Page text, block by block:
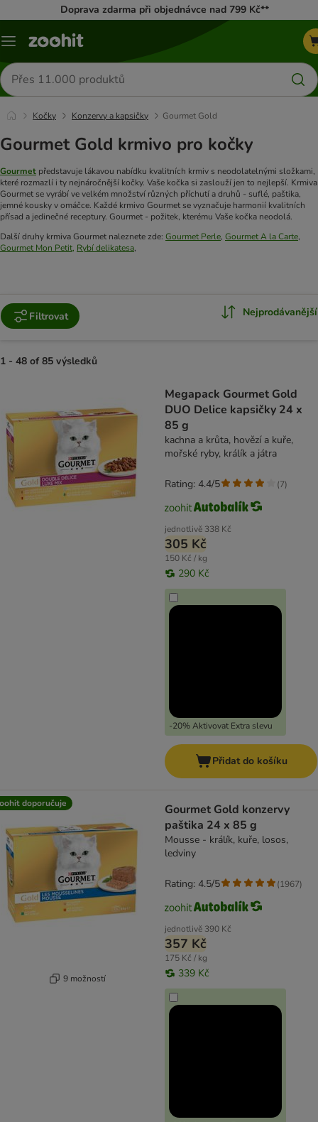
Doprava zdarma při objednávce nad 799 Kč**
Menu
Hledat
produkty
Kočky Konzervy a kapsičky Gourmet Gold
Gourmet Gold krmivo pro kočky
Gourmet představuje lákavou nabídku kvalitních krmiv s neodolatelnými složkami,
které rozmazlí i ty nejnáročnější kočky. Vaše kočka si zaslouží jen to nejlepší. Krmiva
Gourmet se vyrábí ve velkém množství různých příchutí a druhů - suflé, paštika,
jemné kousky v omáčce. Každé krmivo Gourmet se vyznačuje harmonií kvalitních
přísad a jedinečné receptury. Gourmet - požitek, kterému Vaše kočka neodolá.
Další druhy krmiva Gourmet naleznete zde: Gourmet Perle, Gourmet A la Carte,
Gourmet Mon Petit, Rybí delikatesa,
Filtrovat Nejprodávanější
1 - 48 of 85 výsledků
Megapack Gourmet Gold
DUO Delice kapsičky 24 x
85 g
kachna a krůta, hovězí a kuře,
mořské ryby, králík a játra
jednotlivě 338 Kč
305 Kč
150 Kč / kg
290 Kč
-20% Aktivovat Extra slevu
Rating: 4.4/5 (7)
Přidat do košíku
doporučuje
9 možností
Gourmet Gold konzervy
paštika 24 x 85 g
Mousse - králík, kuře, losos,
ledviny
jednotlivě 390 Kč
357 Kč
175 Kč / kg
339 Kč
Rating: 4.5/5 (1967)